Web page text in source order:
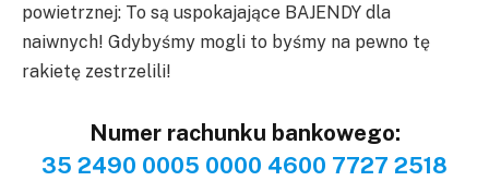
powietrznej: To są uspokajające BAJENDY dla
naiwnych! Gdybyśmy mogli to byśmy na pewno tę
rakietę zestrzelili!
Numer rachunku bankowego:
35 2490 0005 0000 4600 7727 2518